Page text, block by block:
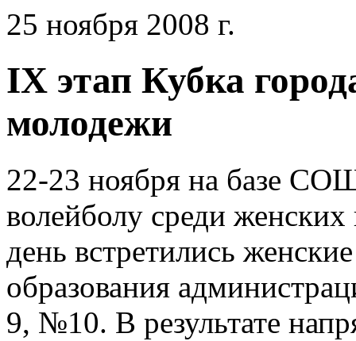
25 ноября 2008 г.
IX этап Кубка
молодежи
22-23 ноября на базе
волейболу среди
день встретились
образования
9, №10. В результате